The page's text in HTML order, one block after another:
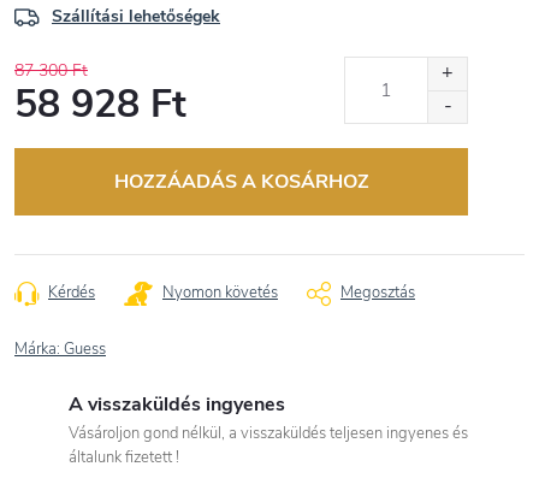
Szállítási lehetőségek
87 300 Ft
58 928 Ft
HOZZÁADÁS A KOSÁRHOZ
Kérdés Nyomon követés Megosztás
Márka: Guess
A visszaküldés ingyenes
Vásároljon gond nélkül, a visszaküldés teljesen ingyenes és
általunk fizetett !